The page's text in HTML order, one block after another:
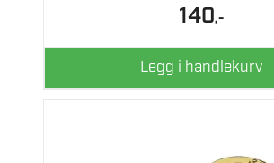
140,-
Legg i handlekurv